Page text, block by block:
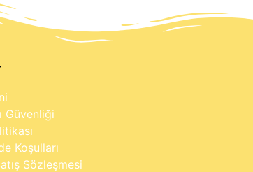
Güvenliği
Koşulları
Sözleşmesi